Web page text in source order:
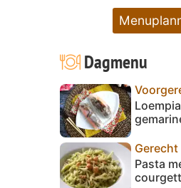
Dagmenu
Gerecht
Pasta